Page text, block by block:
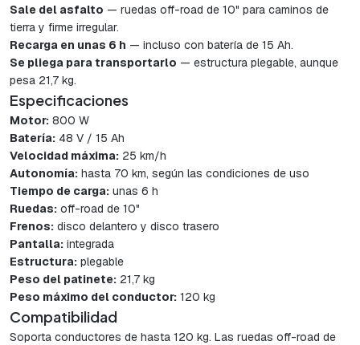
Sale del asfalto — ruedas off-road de 10" para caminos de
tierra y firme irregular.
Recarga en unas 6 h — incluso con batería de 15 Ah.
Se pliega para transportarlo — estructura plegable, aunque
pesa 21,7 kg.
Especificaciones
Motor: 800 W
Batería: 48 V / 15 Ah
Velocidad máxima: 25 km/h
Autonomía: hasta 70 km, según las condiciones de uso
Tiempo de carga: unas 6 h
Ruedas: off-road de 10"
Frenos: disco delantero y disco trasero
Pantalla: integrada
Estructura: plegable
Peso del patinete: 21,7 kg
Peso máximo del conductor: 120 kg
Compatibilidad
Soporta conductores de hasta 120 kg. Las ruedas off-road de